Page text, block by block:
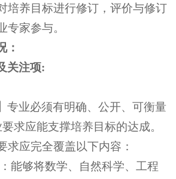
培养目标进行修订，评价与修订
专家参与。
：
关注项:
专业必须有明确、公开、可衡量
求应能支撑培养目标的达成。
求应完全覆盖以下内容：
能够将数学、自然科学、工程